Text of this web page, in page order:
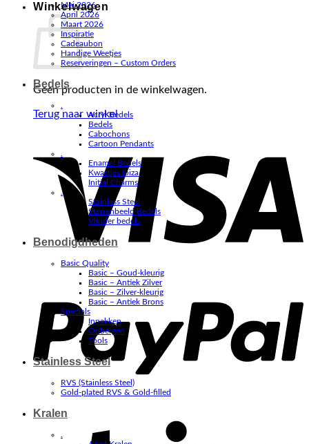
Winkelwagen
Geen producten in de winkelwagen.
Terug naar winkel
Mei 2026
April 2026
Maart 2026
Inspiratie
Cadeaubon
Handige Weetjes
Reserveringen – Custom Orders
Bedels
.
Acryl Bedels
Bedels
Cabochons
Cartoon Pendants
.
Enamel Bedels
Kwastjes Ibiza
Initial Charms
.
Stainless Steel
Sterrenbeeld Bedels
Vlinder bedels
Benodigdheden
Basic Quality
Basic – Goud-kleurig
Basic – Antiek Zilver
Basic – Zilver-kleurig
Basic – Antiek Brons
Specials
Inpakken
Opbergen
Tools
Stainless Steel
RVS (Stainless Steel)
Gold-plated RVS & Gold-filled
Kralen
.